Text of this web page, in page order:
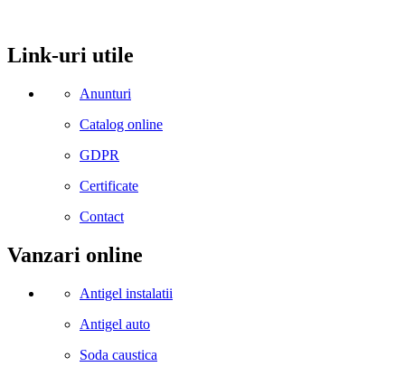
Link-uri utile
Anunturi
Catalog online
GDPR
Certificate
Contact
Vanzari online
Antigel instalatii
Antigel auto
Soda caustica